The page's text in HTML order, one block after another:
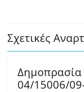
Σχετικές
04/15006/